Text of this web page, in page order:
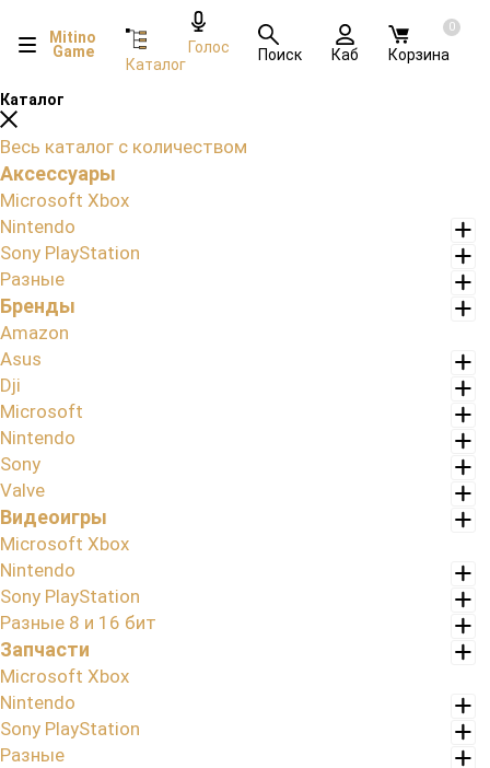
Mitino
Game
Каталог
Голос Поиск Каб
0
Корзина
Каталог
Весь каталог с количеством
Аксессуары
Microsoft Xbox
Nintendo
Sony PlayStation
Разные
Бренды
Amazon
Asus
Dji
Microsoft
Nintendo
Sony
Valve
Видеоигры
Microsoft Xbox
Nintendo
Sony PlayStation
Разные 8 и 16 бит
Запчасти
Microsoft Xbox
Nintendo
Sony PlayStation
Разные